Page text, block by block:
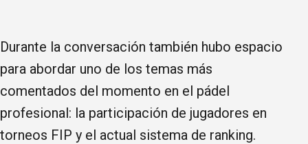
Durante la conversación también hubo espacio
para abordar uno de los temas más
comentados del momento en el pádel
profesional: la participación de jugadores en
torneos FIP y el actual sistema de ranking.